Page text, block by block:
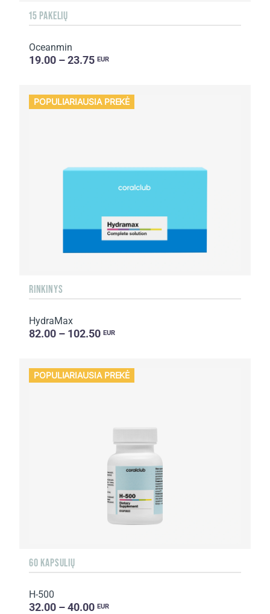
15 PAKELIŲ
Oceanmin
19.00 – 23.75 EUR
POPULIARIAUSIA PREKĖ
RINKINYS
HydraMax
82.00 – 102.50 EUR
POPULIARIAUSIA PREKĖ
60 KAPSULIŲ
H-500
32.00 – 40.00 EUR